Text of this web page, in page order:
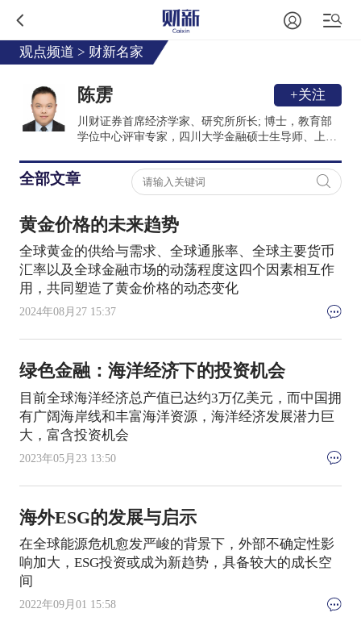
观点频道 > 财新名家
陈雳 +关注
川财证券首席经济学家、研究所所长; 博士，教育部
学位中心评审专家，四川大学金融硕士生导师、上市
师，清华大学全球证券市场研究院学术委员; 中国证
券业协会首席经济学家委员会委员，中国首席经济学
家论坛理事。
全部文章
黄金价格的未来趋势
全球黄金的供给与需求、全球通胀率、全球主要货币
汇率以及全球金融市场的动荡程度这四个因素相互作
用，共同塑造了黄金价格的动态变化
2024年08月27 15:37
绿色金融：海洋经济下的投资机会
目前全球海洋经济总产值已达约3万亿美元，而中国拥
有广阔海岸线和丰富海洋资源，海洋经济发展潜力巨
大，富含投资机会
2023年05月23 13:50
海外ESG的发展与启示
在全球能源危机愈发严峻的背景下，外部不确定性影
响加大，ESG投资或成为新趋势，具备较大的成长空
间
2022年09月01 15:58